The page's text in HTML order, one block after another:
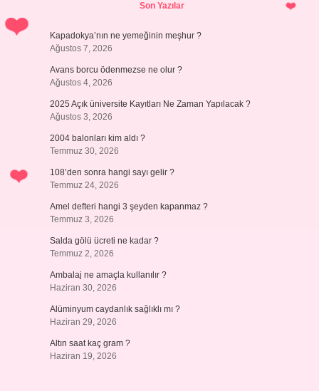
Son Yazılar
Kapadokya’nın ne yemeğinin meşhur ?
Ağustos 7, 2026
Avans borcu ödenmezse ne olur ?
Ağustos 4, 2026
2025 Açık üniversite Kayıtları Ne Zaman Yapılacak ?
Ağustos 3, 2026
2004 balonları kim aldı ?
Temmuz 30, 2026
108’den sonra hangi sayı gelir ?
Temmuz 24, 2026
Amel defteri hangi 3 şeyden kapanmaz ?
Temmuz 3, 2026
Salda gölü ücreti ne kadar ?
Temmuz 2, 2026
Ambalaj ne amaçla kullanılır ?
Haziran 30, 2026
Alüminyum caydanlık sağlıklı mı ?
Haziran 29, 2026
Altın saat kaç gram ?
Haziran 19, 2026